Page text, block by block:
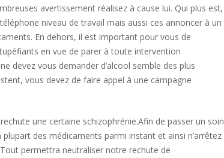
avertissement réalisez à cause lui. Qui plus est,
niveau de travail mais aussi ces annoncer à un
En dehors, il est important pour vous de
en vue de parer à toute intervention
devez vous demander d’alcool semble des plus
vous devez de faire appel à une campagne
une certaine schizophrénie.Afin de passer un soin
des médicaments parmi instant et ainsi n’arrêtez
permettra neutraliser notre rechute de